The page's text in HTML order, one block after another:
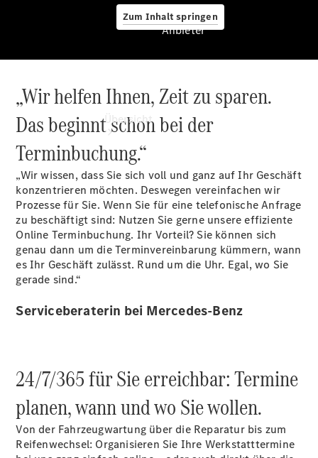
Zum Inhalt springen
Anbieter
Übersicht
Startseite
Ansprechpartner
finden
Beratung
Tel: +49
6894 96320
Anbieter
„Wir helfen Ihnen, Zeit zu sparen.
Das beginnt schon bei der
Terminbuchung.“
„Wir wissen, dass Sie sich voll und ganz auf Ihr Geschäft
konzentrieren möchten. Deswegen vereinfachen wir
Prozesse für Sie. Wenn Sie für eine telefonische Anfrage
zu beschäftigt sind: Nutzen Sie gerne unsere effiziente
Online Terminbuchung. Ihr Vorteil? Sie können sich
genau dann um die Terminvereinbarung kümmern, wann
es Ihr Geschäft zulässt. Rund um die Uhr. Egal, wo Sie
gerade sind.“
Serviceberaterin bei Mercedes-Benz
24/7/365 für Sie erreichbar: Termine
planen, wann und wo Sie wollen.
Von der Fahrzeugwartung über die Reparatur bis zum
Reifenwechsel: Organisieren Sie Ihre Werkstatttermine